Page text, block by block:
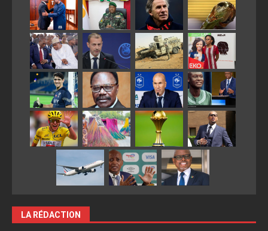
LA RÉDACTION